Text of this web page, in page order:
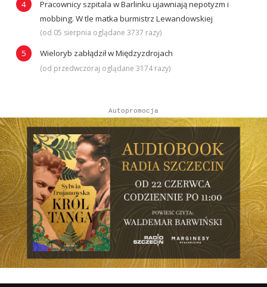
Pracownicy szpitala w Barlinku ujawniają nepotyzm i
mobbing. W tle matka burmistrz Lewandowskiej
(od 05 sierpnia oglądane 3737 razy)
Wieloryb zabłądził w Międzyzdrojach
(od przedwczoraj oglądane 3174 razy)
Autopromocja